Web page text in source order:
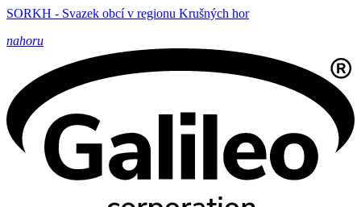
SORKH - Svazek obcí v regionu Krušných hor
nahoru